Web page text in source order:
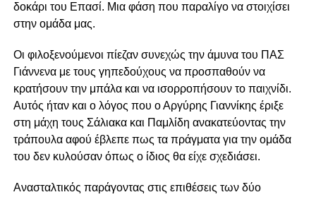
δοκάρι του Επασί. Μια φάση που παραλίγο να στοιχίσει
στην ομάδα μας.
Οι φιλοξενούμενοι πίεζαν συνεχώς την άμυνα του ΠΑΣ
Γιάννενα με τους γηπεδούχους να προσπαθούν να
κρατήσουν την μπάλα και να ισορροπήσουν το παιχνίδι.
Αυτός ήταν και ο λόγος που ο Αργύρης Γιαννίκης έριξε
στη μάχη τους Σάλιακα και Παμλίδη ανακατεύοντας την
τράπουλα αφού έβλεπε πως τα πράγματα για την ομάδα
του δεν κυλούσαν όπως ο ίδιος θα είχε σχεδιάσει.
Ανασταλτικός παράγοντας στις επιθέσεις των δύο